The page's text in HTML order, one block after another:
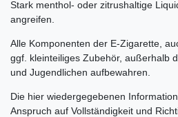
Stark menthol- oder zitrushaltige
angreifen.
Alle Komponenten der E-Zigarette,
ggf. kleinteiliges Zubehör, außerhalb
und Jugendlichen aufbewahren.
Die hier wiedergegebenen
Anspruch auf Vollständigkeit und